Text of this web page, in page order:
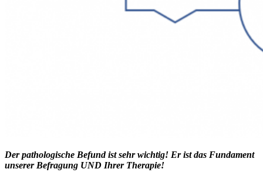
Der pathologische Befund ist sehr wichtig! Er ist das Fundament
unserer Befragung UND Ihrer Therapie!